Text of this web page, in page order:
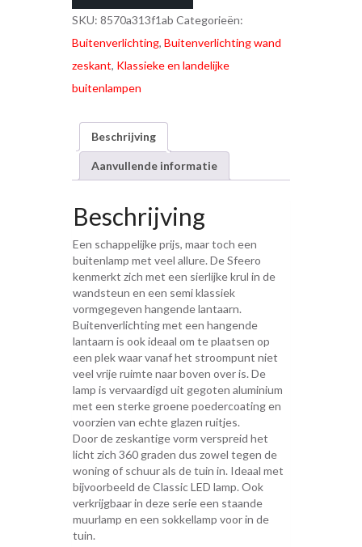
SKU: 8570a313f1ab Categorieën:
Buitenverlichting, Buitenverlichting wand
zeskant, Klassieke en landelijke
buitenlampen
Beschrijving
Aanvullende informatie
Beschrijving
Een schappelijke prijs, maar toch een
buitenlamp met veel allure. De Sfeero
kenmerkt zich met een sierlijke krul in de
wandsteun en een semi klassiek
vormgegeven hangende lantaarn.
Buitenverlichting met een hangende
lantaarn is ook ideaal om te plaatsen op
een plek waar vanaf het stroompunt niet
veel vrije ruimte naar boven over is. De
lamp is vervaardigd uit gegoten aluminium
met een sterke groene poedercoating en
voorzien van echte glazen ruitjes.
Door de zeskantige vorm verspreid het
licht zich 360 graden dus zowel tegen de
woning of schuur als de tuin in. Ideaal met
bijvoorbeeld de Classic LED lamp. Ook
verkrijgbaar in deze serie een staande
muurlamp en een sokkellamp voor in de
tuin.